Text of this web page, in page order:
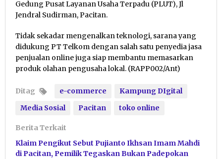
Gedung Pusat Layanan Usaha Terpadu (PLUT), Jl
Jendral Sudirman, Pacitan.
Tidak sekadar mengenalkan teknologi, sarana yang
didukung PT Telkom dengan salah satu penyedia jasa
penjualan online juga siap membantu memasarkan
produk olahan pengusaha lokal. (RAPP002/Ant)
Ditag e-commerce
Kampung DIgital
Media Sosial
Pacitan toko online
Berita Terkait
Klaim Pengikut Sebut Pujianto Ikhsan Imam Mahdi
di Pacitan, Pemilik Tegaskan Bukan Padepokan